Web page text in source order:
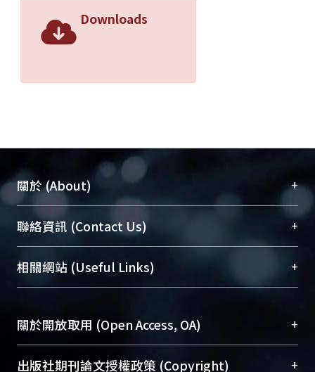
Downloads
關於 (About) +
臺大位居世界頂尖大學之列，為永久珍藏及向國際
展現本校豐碩的研究成果及學術能量，圖書館整合
機構典藏（NTUR）與學術庫（AH）不同功能平
台，成為臺大學術典藏NTU scholars。期能整合研
究能量、促進交流合作、保存學術產出、推廣研究
成果。
To permanently archive and promote researcher
profiles and scholarly works, Library integrates the
聯絡資訊 (Contact Us) +
總館學科館員(Main Library)
醫學圖書館學科館員(Medical Library)
Sciences Library)
相關網站 (Useful Links) +
關於開放取用 (Open Access, OA) +
開放取用是從使用者角度提升資訊取用性的社會運
出版社期刊論文授權政策 (Copyright) +